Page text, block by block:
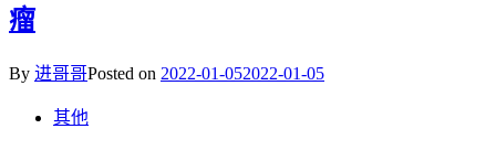
瘤
By 进哥哥Posted on 2022-01-052022-01-05
其他